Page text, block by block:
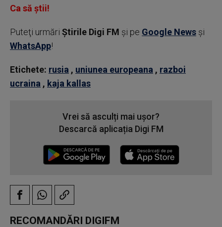
Ca să știi!
Puteţi urmări Știrile Digi FM şi pe Google News şi
WhatsApp!
Etichete: rusia , uniunea europeana , razboi
ucraina , kaja kallas
Vrei să asculți mai ușor?
Descarcă aplicația Digi FM
RECOMANDĂRI DIGIFM